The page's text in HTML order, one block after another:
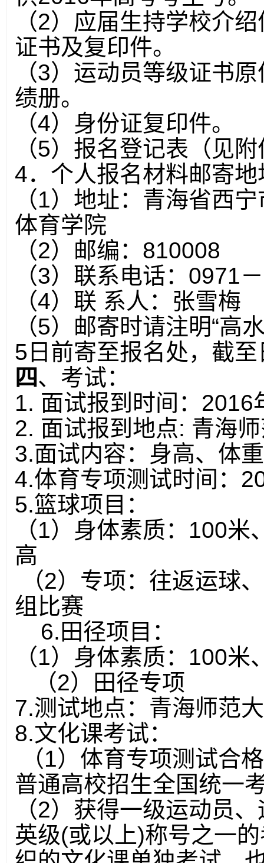
（2）应届生持学校介
证书及复印件。
（3）运动员等级证书
绩册。
（4）身份证复印件。
（5）报名登记表（见附
4．个人报名材料邮寄地
（1）地址：青海省西
体育学院
（2）邮编： 810008
（3）联系电话： 0971－
（4）联 系人：张雪梅
（5）邮寄时请注明“高
5 日前寄至报名处，截
四、考试：
1. 面试报到时间： 2016
2. 面试报到地点: 青海
3.面试内容：身高、体
4.体育专项测试时间：
5.篮球项目：
（1）身体素质： 100米
高
（2）专项：往返运球
组比赛
6. 田径项目：
（1）身体素质： 100米
（2）田径专项
7.测试地点：青海师范
8.文化课考试：
（1）体育专项测试合
普通高校招生全国统一
（2）获得一级运动员
英级(或以上)称号之一